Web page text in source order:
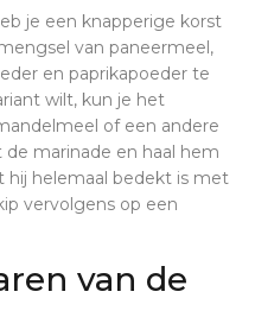
je een knapperige korst
van paneermeel,
en paprikapoeder te
wilt, kun je het
of een andere
marinade en haal hem
hij helemaal bedekt is met
vervolgens op een
van de